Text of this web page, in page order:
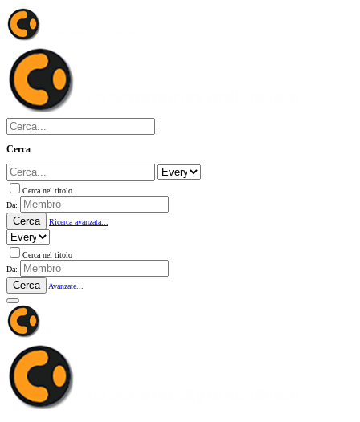
Cerca
Cerca nel titolo
Da:
Cerca Ricerca avanzata...
Cerca nel titolo
Da:
Cerca Avanzate...